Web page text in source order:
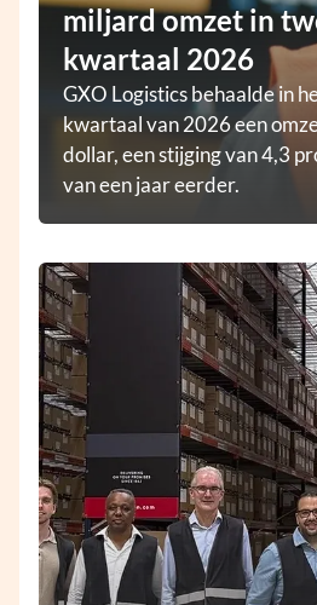
miljard omzet in
kwartaal 2026
GXO Logistics behaalde in
kwartaal van 2026 een
dollar, een stijging van 4,3
van een jaar eerder.